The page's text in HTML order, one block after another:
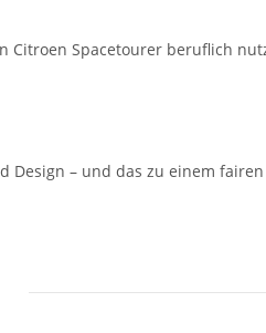
Spacetourer beruflich
Design – und das zu einem